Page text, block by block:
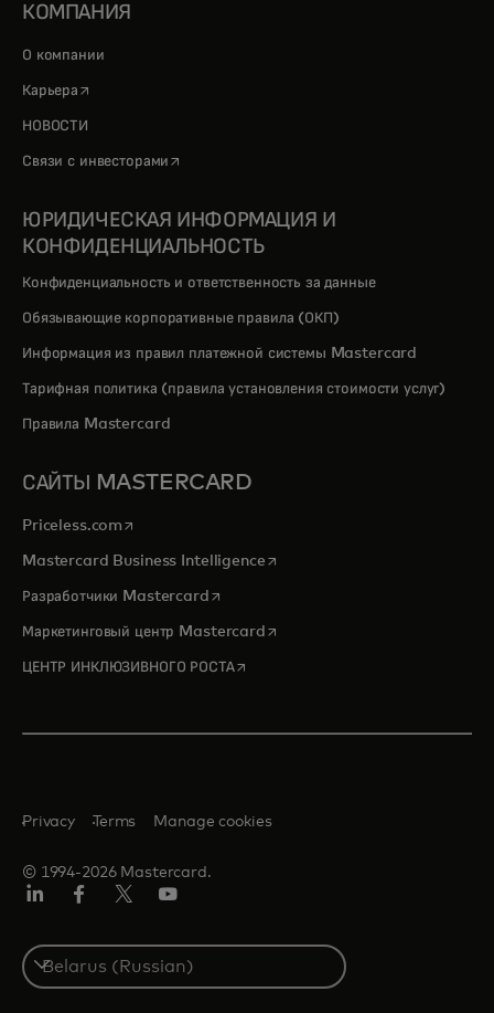
КОМПАНИЯ
О компании
Карьера opens in a new tab
НОВОСТИ
Связи с инвесторами opens in a new tab
ЮРИДИЧЕСКАЯ ИНФОРМАЦИЯ И
КОНФИДЕНЦИАЛЬНОСТЬ
Конфиденциальность и ответственность за данные
Обязывающие корпоративные правила (ОКП)
Информация из правил платежной системы Mastercard
Тарифная политика (правила установления стоимости услуг)
Правила Mastercard
САЙТЫ MASTERCARD
Priceless.com opens in a new tab
Mastercard Business Intelligenceopens in a new tab
Разработчики Mastercardopens in a new tab
Маркетинговый центр Mastercardopens in a new tab
ЦЕНТР ИНКЛЮЗИВНОГО РОСТАopens in a new tab
© 1994-2026 Mastercard.
Privacy Terms Manage cookies
Select
a
country
Twitter)